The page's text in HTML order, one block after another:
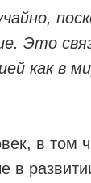
Это
как в
в том
в